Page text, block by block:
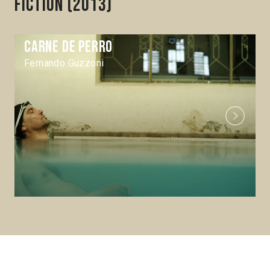
fiction (2013)
Carne de perro
Fernando Guzzoni
Next